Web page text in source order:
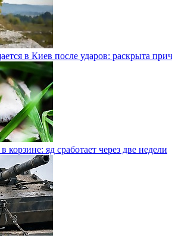
в Киев после ударов: раскрыта
корзине: яд сработает через две недели